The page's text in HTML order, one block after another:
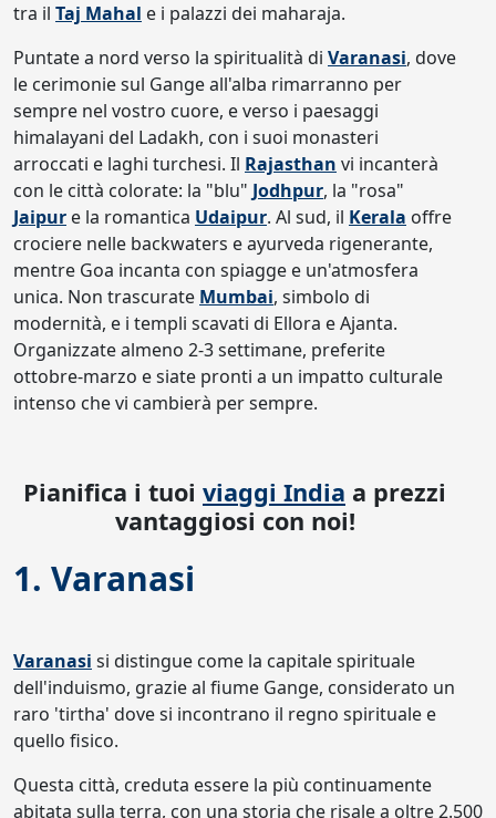
tra il Taj Mahal e i palazzi dei maharaja.
Puntate a nord verso la spiritualità di Varanasi, dove
le cerimonie sul Gange all'alba rimarranno per
sempre nel vostro cuore, e verso i paesaggi
himalayani del Ladakh, con i suoi monasteri
arroccati e laghi turchesi. Il Rajasthan vi incanterà
con le città colorate: la "blu" Jodhpur, la "rosa"
Jaipur e la romantica Udaipur. Al sud, il Kerala offre
crociere nelle backwaters e ayurveda rigenerante,
mentre Goa incanta con spiagge e un'atmosfera
unica. Non trascurate Mumbai, simbolo di
modernità, e i templi scavati di Ellora e Ajanta.
Organizzate almeno 2-3 settimane, preferite
ottobre-marzo e siate pronti a un impatto culturale
intenso che vi cambierà per sempre.
Pianifica i tuoi viaggi India a prezzi
vantaggiosi con noi!
1. Varanasi
Varanasi si distingue come la capitale spirituale
dell'induismo, grazie al fiume Gange, considerato un
raro 'tirtha' dove si incontrano il regno spirituale e
quello fisico.
Questa città, creduta essere la più continuamente
abitata sulla terra, con una storia che risale a oltre 2.500